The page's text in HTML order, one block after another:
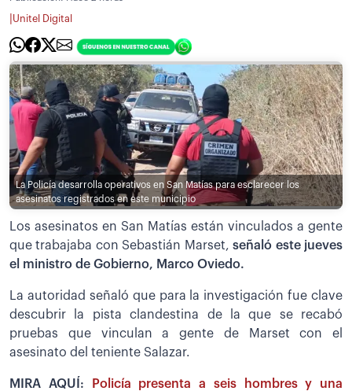
Unitel Digital
La Policía desarrolla operativos en San Matías para esclarecer los
asesinatos registrados en este municipio
Los asesinatos en San Matías están vinculados a gente
que trabajaba con Sebastián Marset,señaló este jueves
el ministro de Gobierno, Marco Oviedo.
La autoridad señaló que para la investigación fue clave
descubrir la pista clandestina de la que se recabó
pruebas que vinculan a gente de Marset con el
asesinato del teniente Salazar.
MIRA AQUÍ:
Policía presenta a seis hombres y una